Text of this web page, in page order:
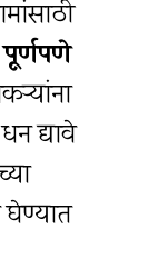
द्यावे